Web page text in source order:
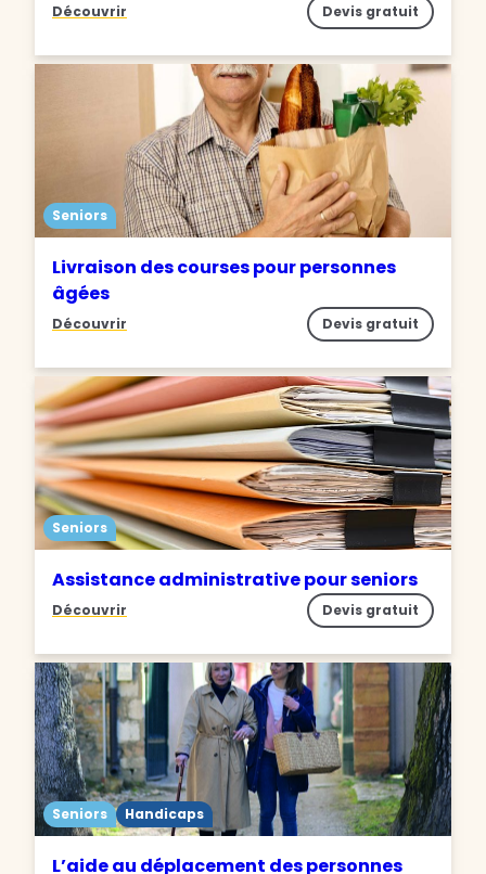
Découvrir Devis gratuit
Seniors
Livraison des courses pour personnes
âgées
Découvrir Devis gratuit
Seniors
Assistance administrative pour seniors
Découvrir Devis gratuit
Seniors Handicaps
L’aide au déplacement des personnes